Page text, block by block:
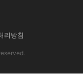
리방침